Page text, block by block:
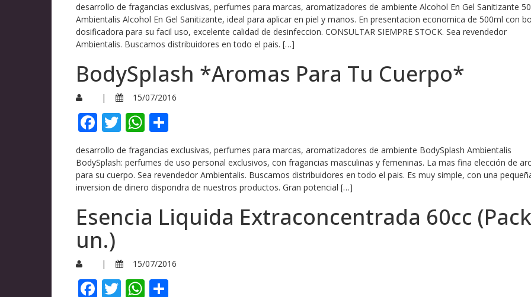
desarrollo de fragancias exclusivas, perfumes para marcas, aromatizadores de ambiente Alcohol En Gel Sanitizante
Ambientalis Alcohol En Gel Sanitizante, ideal para aplicar en piel y manos. En presentacion economica de 500ml con
dosificadora para su facil uso, excelente calidad de desinfeccion. CONSULTAR SIEMPRE STOCK. Sea revendedor
Ambientalis. Buscamos distribuidores en todo el pais. […]
BodySplash *Aromas Para Tu Cuerpo*
| 15/07/2016
Facebook
TwitterWhatsApp
desarrollo de fragancias exclusivas, perfumes para marcas, aromatizadores de ambiente BodySplash Ambientalis
BodySplash: perfumes de uso personal exclusivos, con fragancias masculinas y femeninas. La mas fina elección de
para su cuerpo. Sea revendedor Ambientalis. Buscamos distribuidores en todo el pais. Es muy simple, con una
inversion de dinero dispondra de nuestros productos. Gran potencial […]
Esencia Liquida Extraconcentrada 60cc
un.)
| 15/07/2016
Facebook
TwitterWhatsApp